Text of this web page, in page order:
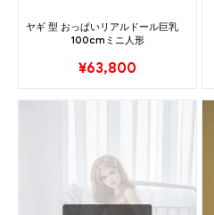
ヤギ 型 おっぱいリアルドール巨乳
100cmミニ人形
¥63,800